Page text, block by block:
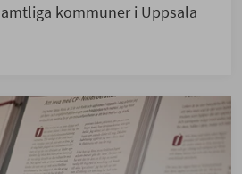
kommuner i Uppsala